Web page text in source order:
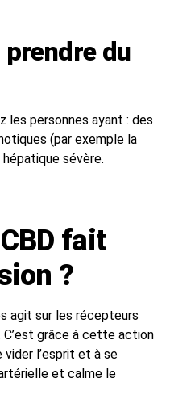
prendre du
les personnes ayant : des
(par exemple la
sévère.
fait
?
agit sur les récepteurs
grâce à cette action
vider l’esprit et à se
et calme le